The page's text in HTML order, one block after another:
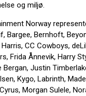
og miljø.
Norway
Bargee, Bernhoft,
CC Cowboys,
Frida Ånnevik, Harry
Bergan, Justin
Kygo, Labrinth,
Morgan Sulele,